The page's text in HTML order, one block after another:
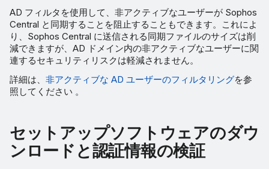
AD フィルタを使用して、非アクティブなユーザーが Sophos
Central と同期することを阻止することもできます。これによ
り、Sophos Central に送信される同期ファイルのサイズは削
減できますが、AD ドメイン内の非アクティブなユーザーに関
連するセキュリティリスクは軽減されません。
詳細は、 非アクティブな AD ユーザーのフィルタリングを参
照してください 。
セットアップソフトウェアのダウ
ンロードと認証情報の検証